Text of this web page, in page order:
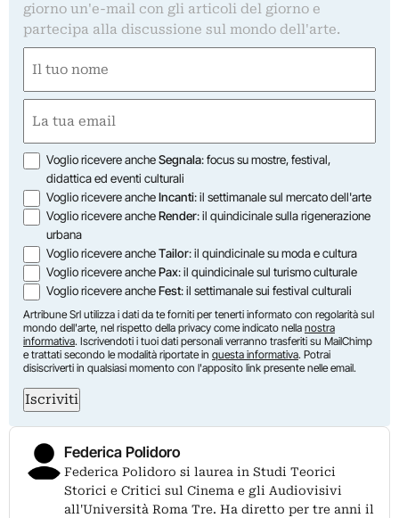
giorno un'e-mail con gli articoli del giorno e
partecipa alla discussione sul mondo dell'arte.
(Required)
First
(Required)
Opzioni
Voglio ricevere ancheSegnala: focus su mostre, festival,
didattica ed eventi culturali
Voglio ricevere ancheIncanti: il settimanale sul mercato dell'arte
Voglio ricevere ancheRender: il quindicinale sulla rigenerazione
urbana
Voglio ricevere ancheTailor: il quindicinale su moda e cultura
Voglio ricevere anchePax: il quindicinale sul turismo culturale
Voglio ricevere ancheFest: il settimanale sui festival culturali
Artribune Srl utilizza i dati da te forniti per tenerti informato con regolarità sul
mondo dell'arte, nel rispetto della privacy come indicato nella nostra
informativa. Iscrivendoti i tuoi dati personali verranno trasferiti su MailChimp
e trattati secondo le modalità riportate in questa informativa. Potrai
disiscriverti in qualsiasi momento con l'apposito link presente nelle email.
Iscriviti
Federica Polidoro
Federica Polidoro si laurea in Studi Teorici
Storici e Critici sul Cinema e gli Audiovisivi
all'Università Roma Tre. Ha diretto per tre anni il